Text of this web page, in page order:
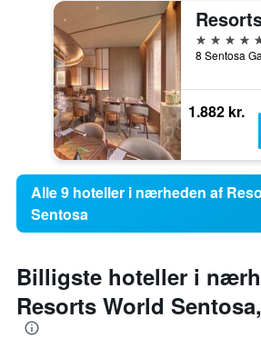
5 stjerner
1.882 kr.
Alle 9 hoteller i nærheden af
Sentosa
Billigste hoteller i
Resorts World